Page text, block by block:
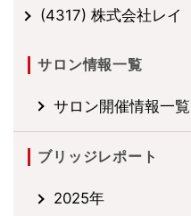
(4317) 株式会社レイ
サロン情報一覧
サロン開催情報一覧
ブリッジレポート
2025年